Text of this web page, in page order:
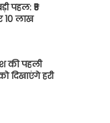
पहल: ₹5
10 लाख
की पहली
दिखाएंगे हरी